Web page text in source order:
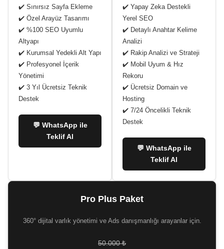
✔️ Sınırsız Sayfa Ekleme
✔️ Özel Arayüz Tasarımı
✔️ %100 SEO Uyumlu
Altyapı
✔️ Kurumsal Yedekli Alt Yapı
✔️ Profesyonel İçerik
Yönetimi
✔️ 3 Yıl Ücretsiz Teknik
Destek
💬 WhatsApp ile
Teklif Al
✔️ Yapay Zeka Destekli
Yerel SEO
✔️ Detaylı Anahtar Kelime
Analizi
✔️ Rakip Analizi ve Strateji
✔️ Mobil Uyum & Hız
Rekoru
✔️ Ücretsiz Domain ve
Hosting
✔️ 7/24 Öncelikli Teknik
Destek
💬 WhatsApp ile
Teklif Al
Pro Plus Paket
360° dijital varlık yönetimi ve Ads danışmanlığı arayanlar için.
50.000 ₺